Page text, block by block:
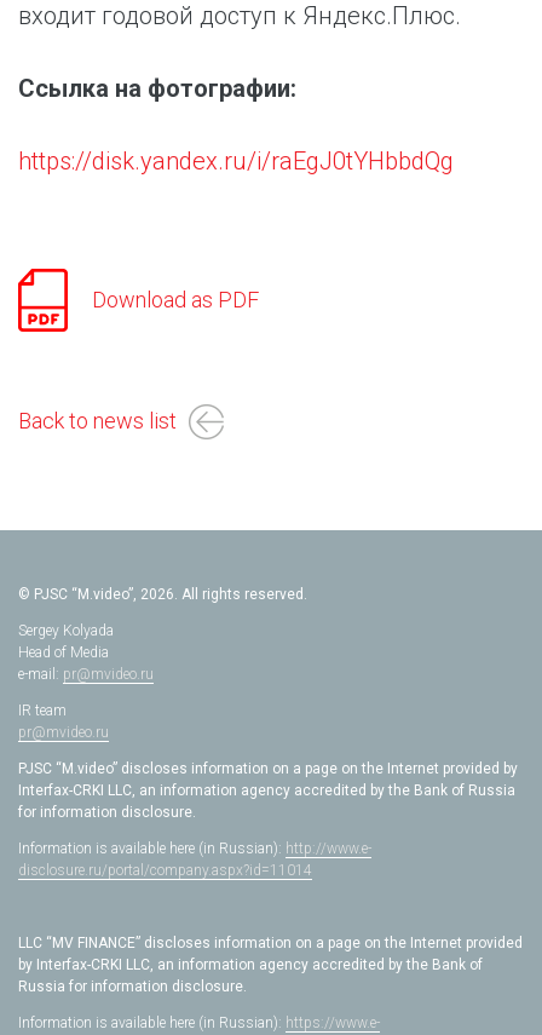
входит годовой доступ к Яндекс.Плюс.
Ссылка на фотографии:
https://disk.yandex.ru/i/raEgJ0tYHbbdQg
Download as PDF
Back to news list
© PJSC “M.video”, 2026. All rights reserved.
Sergey Kolyada
Head of Media
e-mail: pr@mvideo.ru
IR team
pr@mvideo.ru
PJSC “M.video” discloses information on a page on the Internet provided by
Interfax-CRKI LLC, an information agency accredited by the Bank of Russia
for information disclosure.
Information is available here (in Russian): http://www.e-
disclosure.ru/portal/company.aspx?id=11014
LLC “MV FINANCE” discloses information on a page on the Internet provided
by Interfax-CRKI LLC, an information agency accredited by the Bank of
Russia for information disclosure.
Information is available here (in Russian): https://www.e-